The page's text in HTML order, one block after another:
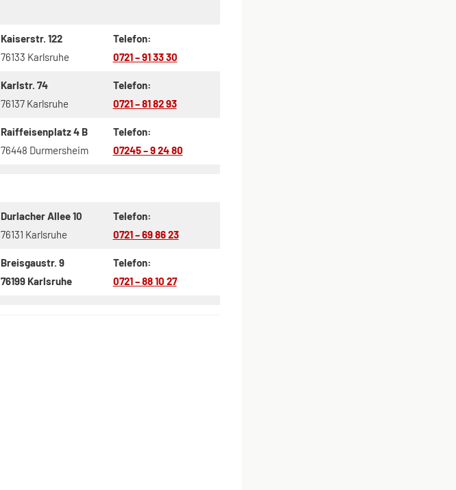
Kaiserstr. 122
76133 Karlsruhe
Telefon:
0721 – 91 33 30
Karlstr. 74
76137 Karlsruhe
Telefon:
0721 – 81 82 93
Raiffeisenplatz 4 B
76448 Durmersheim
Telefon:
07245 – 9 24 80
Durlacher Allee 10
76131 Karlsruhe
Telefon:
0721 – 69 86 23
Breisgaustr. 9
76199 Karlsruhe
Telefon:
0721 – 88 10 27